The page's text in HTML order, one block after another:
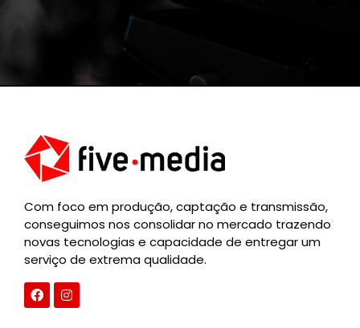
Com foco em produção, captação e transmissão,
conseguimos nos consolidar no mercado trazendo
novas tecnologias e capacidade de entregar um
serviço de extrema qualidade.